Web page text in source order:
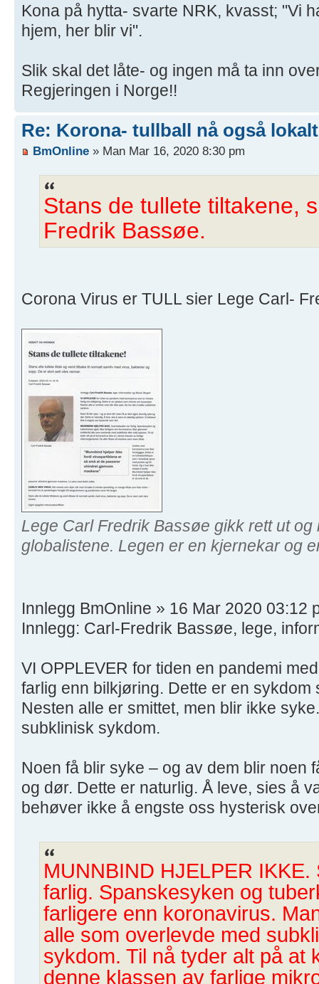
Kona på hytta- svarte NRK, kvasst; "Vi
hjem, her blir vi".
Slik skal det låte- og ingen må ta inn
Regjeringen i Norge!!
Re: Korona- tullball nå også
BmOnline » Man Mar 16, 2020 8:30 pm
Stans de tullete tiltakene,
Fredrik Bassøe.
Corona Virus er TULL sier Lege Carl-
Lege Carl Fredrik Bassøe gikk rett ut og
globalistene. Legen er en kjernekar og
Innlegg BmOnline » 16 Mar 2020 03:12
Innlegg: Carl-Fredrik Bassøe, lege,
VI OPPLEVER for tiden en pandemi
farlig enn bilkjøring. Dette er en
Nesten alle er smittet, men blir ikke
subklinisk sykdom.
Noen få blir syke – og av dem blir noen
og dør. Dette er naturlig. Å leve, sies å
behøver ikke å engste oss hysterisk
MUNNBIND HJELPER
farlig. Spanskesyken og
farligere enn koronavirus.
alle som overlevde med
sykdom. Til nå tyder alt på at
denne klassen av farlige